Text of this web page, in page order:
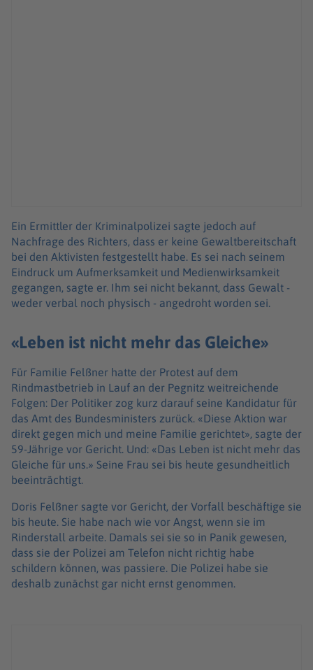
Ein Ermittler der Kriminalpolizei sagte jedoch auf
Nachfrage des Richters, dass er keine Gewaltbereitschaft
bei den Aktivisten festgestellt habe. Es sei nach seinem
Eindruck um Aufmerksamkeit und Medienwirksamkeit
gegangen, sagte er. Ihm sei nicht bekannt, dass Gewalt -
weder verbal noch physisch - angedroht worden sei.
«Leben ist nicht mehr das Gleiche»
Für Familie Felßner hatte der Protest auf dem
Rindmastbetrieb in Lauf an der Pegnitz weitreichende
Folgen: Der Politiker zog kurz darauf seine Kandidatur für
das Amt des Bundesministers zurück. «Diese Aktion war
direkt gegen mich und meine Familie gerichtet», sagte der
59-Jährige vor Gericht. Und: «Das Leben ist nicht mehr das
Gleiche für uns.» Seine Frau sei bis heute gesundheitlich
beeinträchtigt.
Doris Felßner sagte vor Gericht, der Vorfall beschäftige sie
bis heute. Sie habe nach wie vor Angst, wenn sie im
Rinderstall arbeite. Damals sei sie so in Panik gewesen,
dass sie der Polizei am Telefon nicht richtig habe
schildern können, was passiere. Die Polizei habe sie
deshalb zunächst gar nicht ernst genommen.